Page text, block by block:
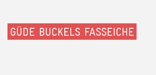
GÜDE BUCKELS FASSEICHE